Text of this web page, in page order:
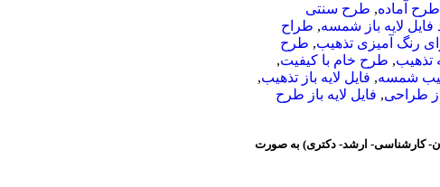
طرح آماده, طرح سنتی
فایل لایه باز شمسه, طراح
رنگ آمیزی تذهیب, طرح
تذهیب, طرح خام با کیفیت,
شمسه, فایل لایه باز تذهیب,
طراحی, فایل لایه باز طرح
کارشناسی- ارشد- دکتری) به صورت